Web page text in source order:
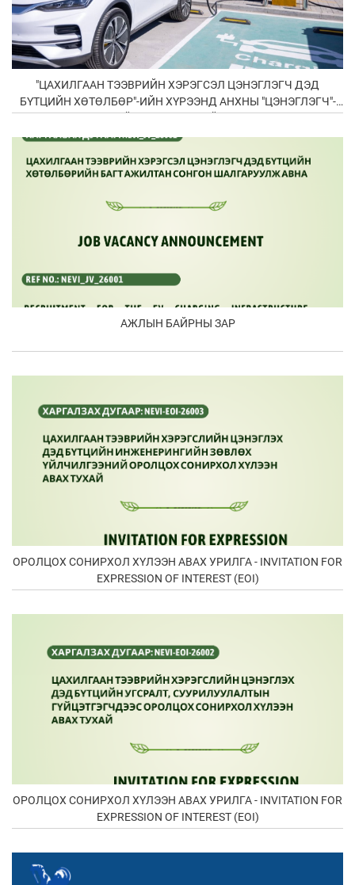
"ЦАХИЛГААН ТЭЭВРИЙН ХЭРЭГСЭЛ ЦЭНЭГЛЭГЧ ДЭД
БҮТЦИЙН ХӨТӨЛБӨР"-ИЙН ХҮРЭЭНД АНХНЫ "ЦЭНЭГЛЭГЧ"-
АЖЛЫН БАЙРНЫ ЗАР
ОРОЛЦОХ СОНИРХОЛ ХҮЛЭЭН АВАХ УРИЛГА - INVITATION FOR
EXPRESSION OF INTEREST (EOI)
ОРОЛЦОХ СОНИРХОЛ ХҮЛЭЭН АВАХ УРИЛГА - INVITATION FOR
EXPRESSION OF INTEREST (EOI)